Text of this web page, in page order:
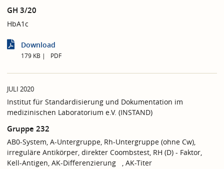
GH 3/20
HbA1c
Download
179 KB PDF
JULI 2020
Institut für Standardisierung und Dokumentation im
medizinischen Laboratorium e.V. (INSTAND)
Gruppe 232
AB0-System, A-Untergruppe, Rh-Untergruppe (ohne Cw),
irreguläre Antikörper, direkter Coombstest, RH (D) - Faktor,
Kell-Antigen, AK-Differenzierung , AK-Titer